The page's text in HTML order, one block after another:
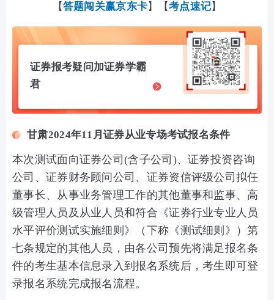
【答题闯关赢京东卡】【考点速记】
证券报考疑问加证券学霸
君
甘肃2024年11月证券从业专场考试报名条件
本次测试面向证券公司(含子公司)、证券投资咨询
公司、证券财务顾问公司、证券资信评级公司拟任
董事长、从事业务管理工作的其他董事和监事、高
级管理人员及从业人员和符合《证券行业专业人员
水平评价测试实施细则》（下称《测试细则》）第
七条规定的其他人员，由各公司预先将满足报名条
件的考生基本信息录入到报名系统后，考生即可登
录报名系统完成报名流程。